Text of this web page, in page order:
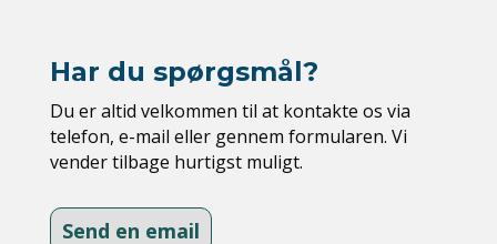
Har du spørgsmål?
Du er altid velkommen til at kontakte os via
telefon, e-mail eller gennem formularen. Vi
vender tilbage hurtigst muligt.
Send en email